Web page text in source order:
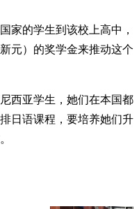
家的学生到该校上高中，
元）的奖学金来推动这个
西亚学生，她们在本国都
日语课程，要培养她们升